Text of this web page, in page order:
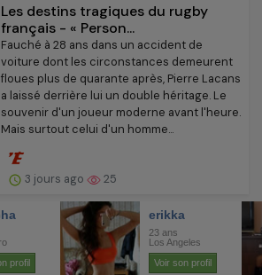
Les destins tragiques du rugby
français - « Person...
Fauché à 28 ans dans un accident de
voiture dont les circonstances demeurent
floues plus de quarante après, Pierre Lacans
a laissé derrière lui un double héritage. Le
souvenir d'un joueur moderne avant l'heure.
Mais surtout celui d'un homme...
3 jours ago 25